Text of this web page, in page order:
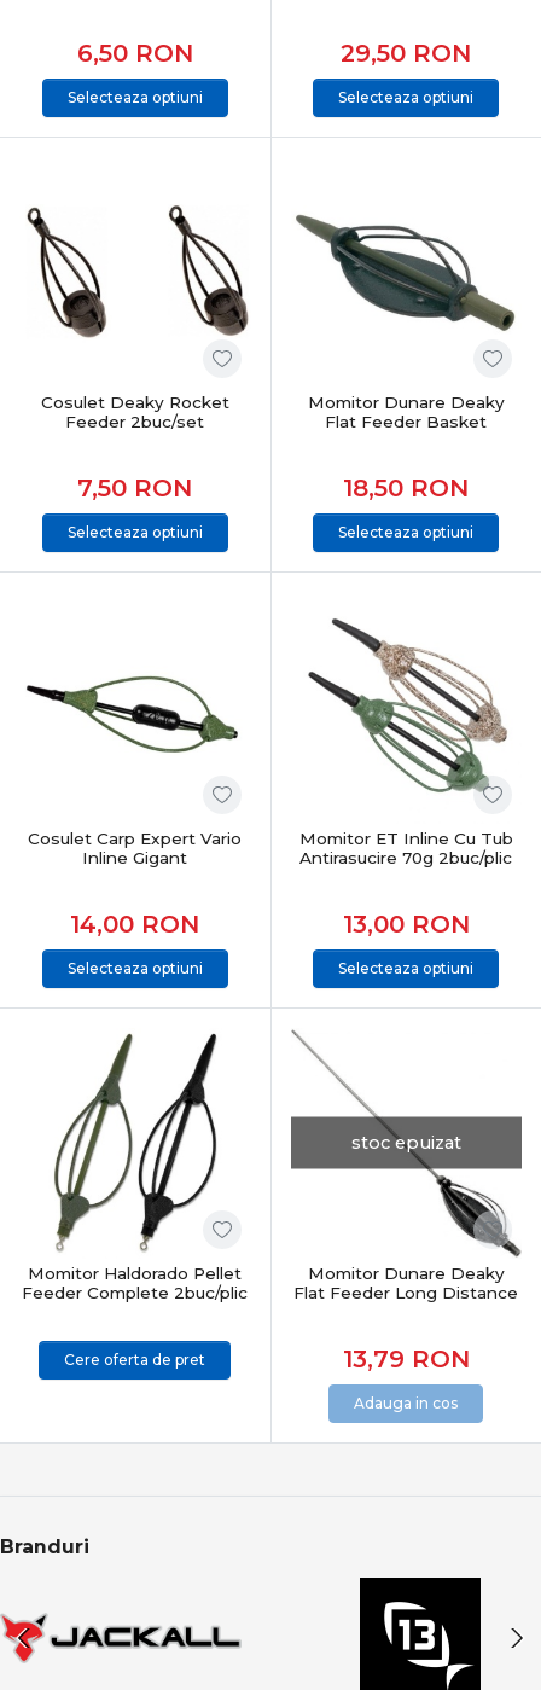
6,50 RON
Selecteaza optiuni
29,50 RON
Selecteaza optiuni
Cosulet Deaky Rocket
Feeder 2buc/set
7,50 RON
Selecteaza optiuni
Momitor Dunare Deaky
Flat Feeder Basket
18,50 RON
Selecteaza optiuni
Cosulet Carp Expert Vario
Inline Gigant
14,00 RON
Selecteaza optiuni
Momitor ET Inline Cu Tub
Antirasucire 70g 2buc/plic
13,00 RON
Selecteaza optiuni
Momitor Haldorado Pellet
Feeder Complete 2buc/plic
Cere oferta de pret
stoc epuizat
Momitor Dunare Deaky
Flat Feeder Long Distance
13,79 RON
Adauga in cos
Branduri